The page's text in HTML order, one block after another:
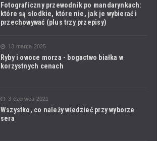
Fotograficzny przewodnik po mandarynkach:
które są słodkie, które nie, jak je wybierać i
przechowywać (plus trzy przepisy)
13 marca 2025
Ryby i owoce morza - bogactwo białka w
korzystnych cenach
3 czerwca 2021
Wszystko, co należy wiedzieć przy wyborze
sera